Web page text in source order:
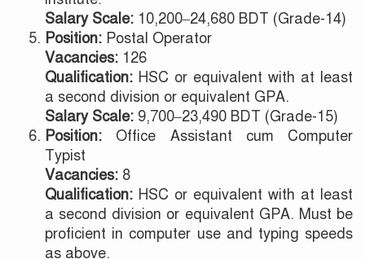
Salary Scale: 10,200–24,680 BDT (Grade-14)
Position: Postal Operator
Vacancies: 126
Qualification: HSC or equivalent with at least
a second division or equivalent GPA.
Salary Scale: 9,700–23,490 BDT (Grade-15)
Position: Office Assistant cum Computer
Typist
Vacancies: 8
Qualification: HSC or equivalent with at least
a second division or equivalent GPA. Must be
proficient in computer use and typing speeds
as above.